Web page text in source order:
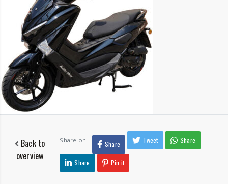
Back to
overview
Share on: Share Tweet Share
Share Pin it